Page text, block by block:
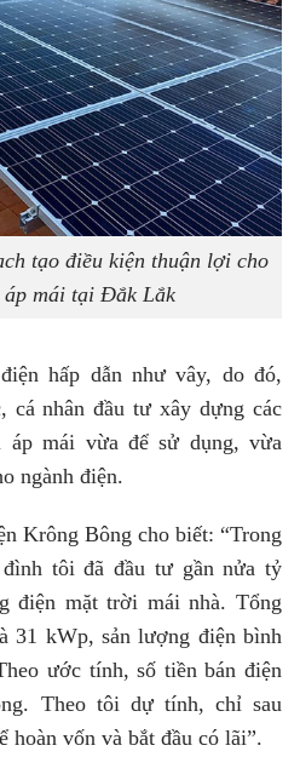
tạo điều kiện thuận lợi cho
mái tại Đắk Lắk
hấp dẫn như vây, do đó,
cá nhân đầu tư xây dựng các
mái vừa để sử dụng, vừa
ngành điện.
Krông Bông cho biết: “Trong
tôi đã đầu tư gần nửa tỷ
điện mặt trời mái nhà. Tổng
31 kWp, sản lượng điện bình
ước tính, số tiền bán điện
Theo tôi dự tính, chỉ sau
hoàn vốn và bắt đầu có lãi”.